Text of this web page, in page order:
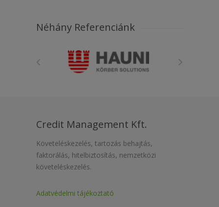
Néhány Referenciánk
Credit Management Kft.
Követeléskezelés, tartozás behajtás,
faktorálás, hitelbiztosítás, nemzetközi
követeléskezelés.
Adatvédelmi tájékoztató